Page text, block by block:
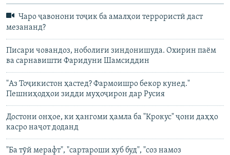
Чаро ҷавонони тоҷик ба амалҳои террористӣ даст
мезананд?
Писари човандоз, ноболиғи зиндонишуда. Охирин паём
ва сарнавишти Фаридуни Шамсиддин
"Аз Тоҷикистон ҳастед? Фармоишро бекор кунед."
Пешниҳодҳои зидди муҳоҷирон дар Русия
Достони онҳое, ки ҳангоми ҳамла ба "Крокус" ҷони даҳҳо
касро наҷот доданд
"Ба тӯй мерафт", "сартароши хуб буд", "соз намоз